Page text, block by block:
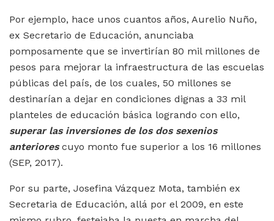
Por ejemplo, hace unos cuantos años, Aurelio Nuño,
ex Secretario de Educación, anunciaba
pomposamente que se invertirían 80 mil millones de
pesos para mejorar la infraestructura de las escuelas
públicas del país, de los cuales, 50 millones se
destinarían a dejar en condiciones dignas a 33 mil
planteles de educación básica logrando con ello,
superar las inversiones de los dos sexenios
anteriorescuyo monto fue superior a los 16 millones
(SEP, 2017).
Por su parte, Josefina Vázquez Mota, también ex
Secretaria de Educación, allá por el 2009, en este